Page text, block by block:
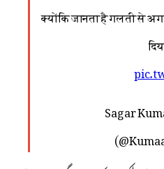
क्योंकि जानता है गलती से
— Sagar